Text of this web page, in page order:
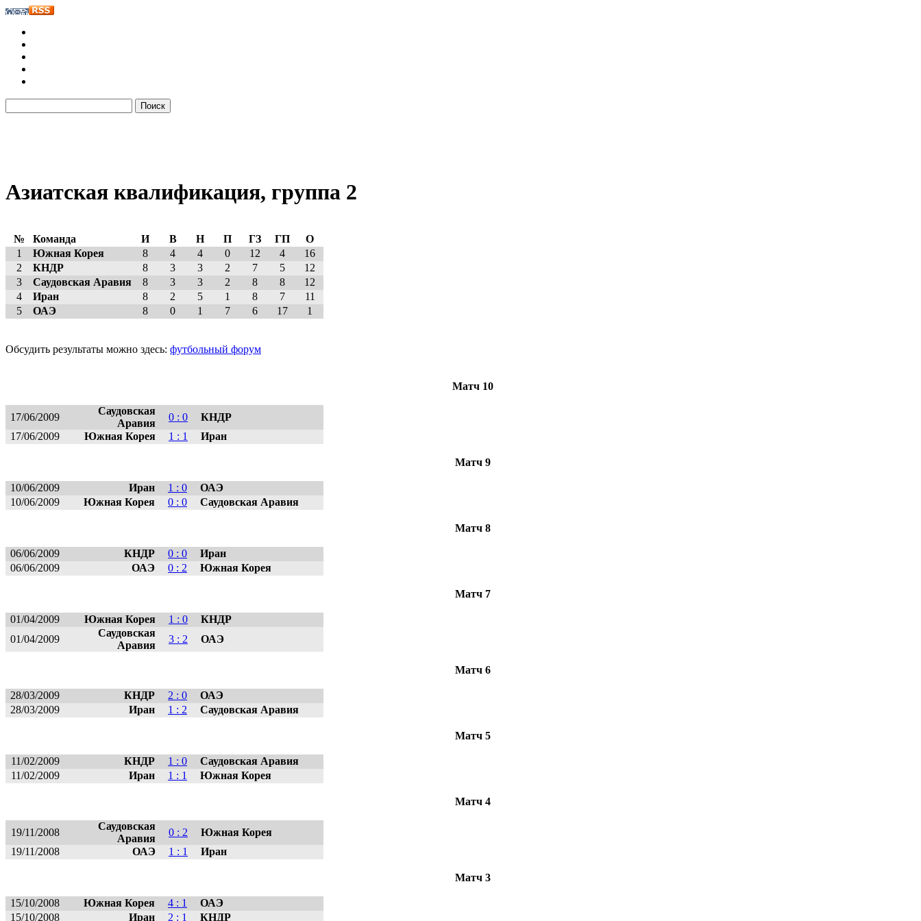
Азиатская квалификация, группа 2
№ Команда И В Н П ГЗ ГП
О
1
Южная Корея 8 4 4 0 12 4
16
2
КНДР 8 3 3 2 7 5
12
3
Саудовская Аравия 8 3 3 2 8 8
12
4
Иран 8 2 5 1 8 7
11
5
ОАЭ 8 0 1 7 6 17 1
Обсудить результаты можно здесь: футбольный форум
Матч 10
17/06/2009
Саудовская
Аравия
0 : 0
КНДР
17/06/2009
Южная Корея 1 : 1 Иран
Матч 9
10/06/2009 Иран 1 : 0
ОАЭ
10/06/2009
Южная Корея 0 : 0 Саудовская Аравия
Матч 8
06/06/2009 КНДР 0 : 0
Иран
06/06/2009
ОАЭ 0 : 2 Южная Корея
Матч 7
01/04/2009 Южная Корея 1 : 0
КНДР
01/04/2009
Саудовская
Аравия
3 : 2 ОАЭ
Матч 6
28/03/2009 КНДР 2 : 0
ОАЭ
28/03/2009
Иран 1 : 2 Саудовская Аравия
Матч 5
11/02/2009 КНДР 1 : 0
Саудовская Аравия
11/02/2009
Иран 1 : 1 Южная Корея
Матч 4
19/11/2008
Саудовская
Аравия
0 : 2
Южная Корея
19/11/2008
ОАЭ 1 : 1 Иран
Матч 3
15/10/2008 Южная Корея 4 : 1
ОАЭ
15/10/2008
Иран 2 : 1 КНДР